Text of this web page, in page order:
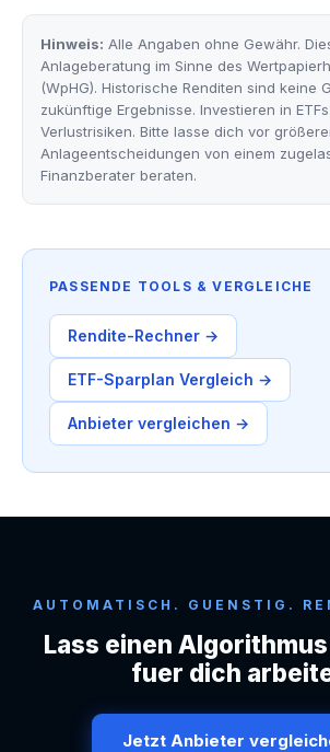
Hinweis: Alle Angaben ohne Gewähr.
Anlageberatung im Sinne des
(WpHG). Historische Renditen sind keine
zukünftige Ergebnisse. Investieren in
Verlustrisiken. Bitte lasse dich vor
Anlageentscheidungen von einem
Finanzberater beraten.
PASSENDE TOOLS & VERGLEICHE
Rendite-Rechner →
ETF-Sparplan Vergleich →
Anbieter vergleichen →
AUTOMATISCH. GUENSTIG.
Lass einen
fuer dich
Jetzt Anbieter